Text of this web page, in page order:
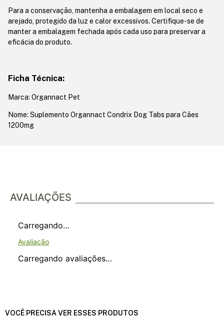
Para a conservação, mantenha a embalagem em local seco e
arejado, protegido da luz e calor excessivos. Certifique-se de
manter a embalagem fechada após cada uso para preservar a
eficácia do produto.
Ficha Técnica:
Marca: Organnact Pet
Nome: Suplemento Organnact Condrix Dog Tabs para Cães
1200mg
AVALIAÇÕES
Carregando…
Carregando avaliações…
VOCÊ PRECISA VER ESSES PRODUTOS